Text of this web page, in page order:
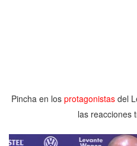
Pincha en los protagonistas del
las reacciones